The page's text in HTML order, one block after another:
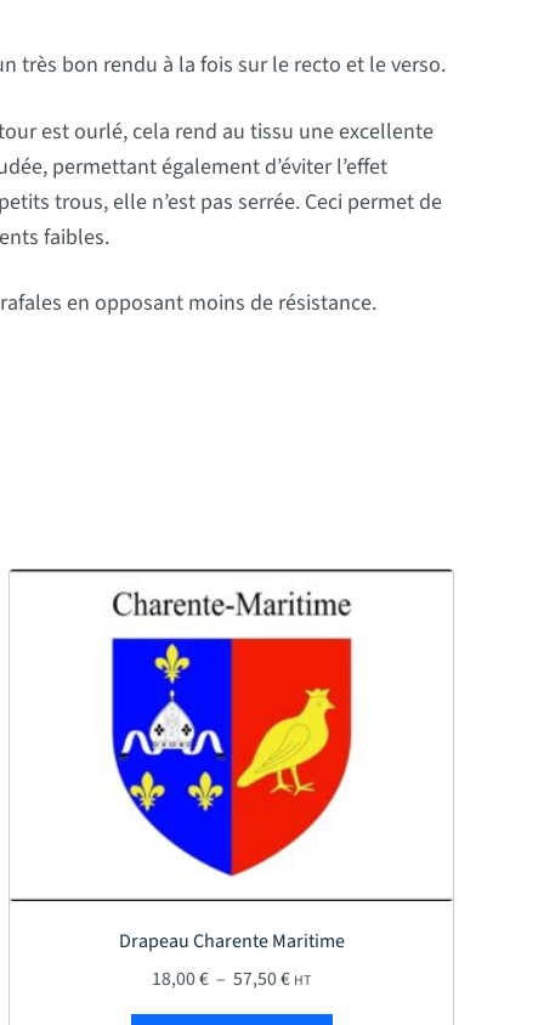
très bon rendu à la fois sur le recto et le verso.
est ourlé, cela rend au tissu une excellente
permettant également d’éviter l’effet
trous, elle n’est pas serrée. Ceci permet de
faibles.
en opposant moins de résistance.
€
Drapeau Charente Maritime
18,00€ – 57,50€Plage de prix : 18,00 € à 57,50 €
HT